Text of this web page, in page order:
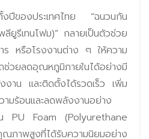
งปีของประเทศไทย “ฉนวนกัน
ยูรีเทนโฟม)” กลายเป็นตัวช่วย
ร หรือโรงงานต่าง ๆ ให้ความ
ลดอุณหภูมิภายในได้อย่างมี
าน และติดตั้งได้รวดเร็ว เพิ่ม
มร้อนและลดพลังงานอย่าง
PU Foam (Polyurethane
าพสูงที่ได้รับความนิยมอย่าง